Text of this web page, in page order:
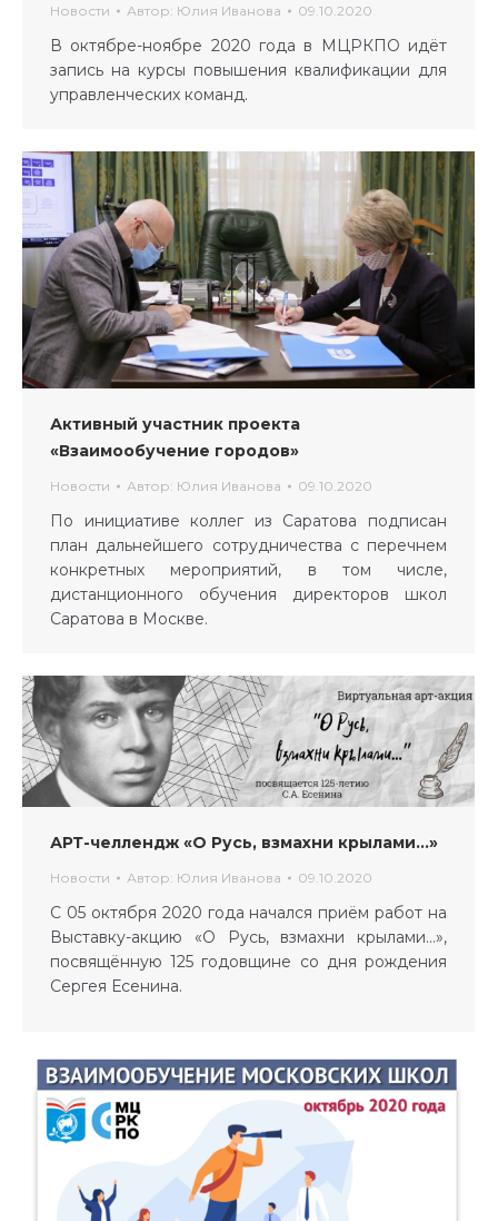
Новости Автор: Юлия Иванова 09.10.2020
В октябре-ноябре 2020 года в МЦРКПО идёт
запись на курсы повышения квалификации для
управленческих команд.
Активный участник проекта
«Взаимообучение городов»
Новости Автор: Юлия Иванова 09.10.2020
По инициативе коллег из Саратова подписан
план дальнейшего сотрудничества с перечнем
конкретных мероприятий, в том числе,
дистанционного обучения директоров школ
Саратова в Москве.
АРТ-челлендж «О Русь, взмахни крылами…»
Новости Автор: Юлия Иванова 09.10.2020
С 05 октября 2020 года начался приём работ на
Выставку-акцию «О Русь, взмахни крылами…»,
посвящённую 125 годовщине со дня рождения
Сергея Есенина.